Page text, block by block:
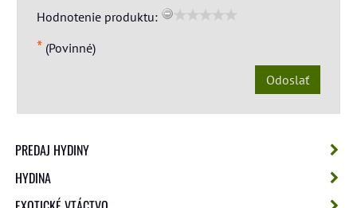
Hodnotenie produktu:
* (Povinné)
Odoslať
PREDAJ HYDINY
HYDINA